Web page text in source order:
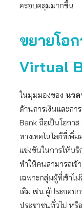
ครอบคลุมมากขึ้น
ขยายโอ
Virtual
ในมุมมองของ นว
ด้านการเงินและกา
Bank ถือเป็นโอกา
ทางเทคโนโลยีที่เพิ่
แข่งขันในการให้บ
ทำให้คนสามารถเข้
เฉพาะกลุ่มผู้ที่เข้าไ
เดิม เช่น ผู้ประกอบ
ประชาชนทั่วไป หรื